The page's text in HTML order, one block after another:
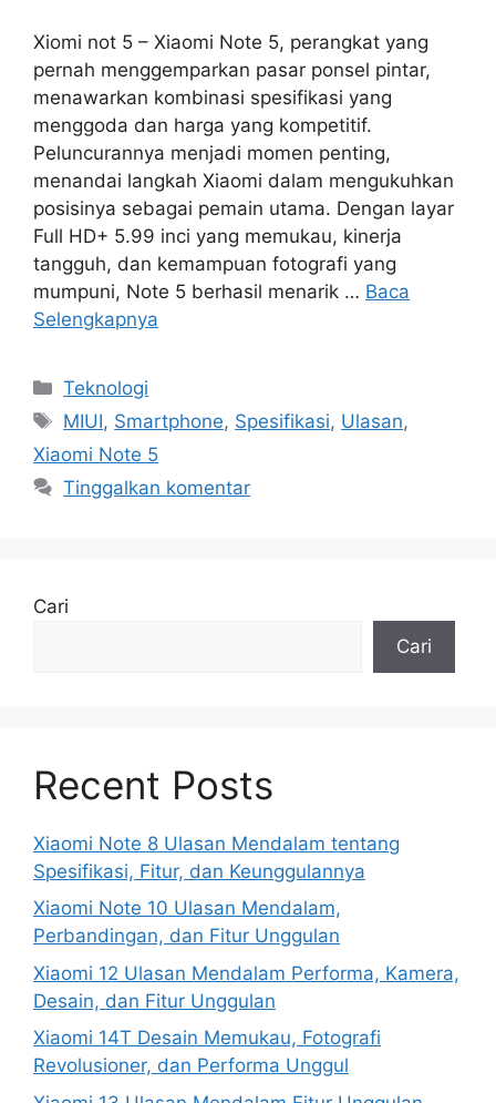
Xiomi not 5 – Xiaomi Note 5, perangkat yang
pernah menggemparkan pasar ponsel pintar,
menawarkan kombinasi spesifikasi yang
menggoda dan harga yang kompetitif.
Peluncurannya menjadi momen penting,
menandai langkah Xiaomi dalam mengukuhkan
posisinya sebagai pemain utama. Dengan layar
Full HD+ 5.99 inci yang memukau, kinerja
tangguh, dan kemampuan fotografi yang
mumpuni, Note 5 berhasil menarik … Baca
Selengkapnya
Kategori
Teknologi
Tag
MIUI, Smartphone, Spesifikasi, Ulasan,
Xiaomi Note 5
Tinggalkan komentar
Cari
Cari
Recent Posts
Xiaomi Note 8 Ulasan Mendalam tentang
Spesifikasi, Fitur, dan Keunggulannya
Xiaomi Note 10 Ulasan Mendalam,
Perbandingan, dan Fitur Unggulan
Xiaomi 12 Ulasan Mendalam Performa, Kamera,
Desain, dan Fitur Unggulan
Xiaomi 14T Desain Memukau, Fotografi
Revolusioner, dan Performa Unggul